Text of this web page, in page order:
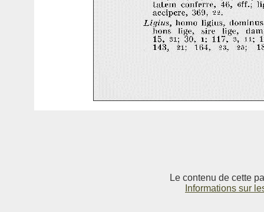
Le contenu de cette
Informations sur